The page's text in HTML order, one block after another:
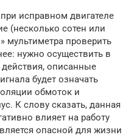
исправном двигателе
(несколько сотен или
мультиметра проверить
нужно осуществить в
описанные
будет означать
обмоток и
К слову сказать, данная
влияет на работу
опасной для жизни